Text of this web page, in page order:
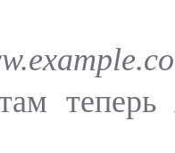
теперь